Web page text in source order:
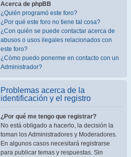
Acerca de phpBB
¿Quién programó este foro?
¿Por qué este foro no tiene tal cosa?
¿Con quién se puede contactar acerca de
abusos o usos ilegales relacionados con
este foro?
¿Cómo puedo ponerme en contacto con un
Administrador?
Problemas acerca de la
identificación y el registro
¿Por qué me tengo que registrar?
No está obligado a hacerlo, la decisión la
toman los Administradores y Moderadores.
En algunos casos necesitará registrarse
para publicar temas y respuestas. Sin